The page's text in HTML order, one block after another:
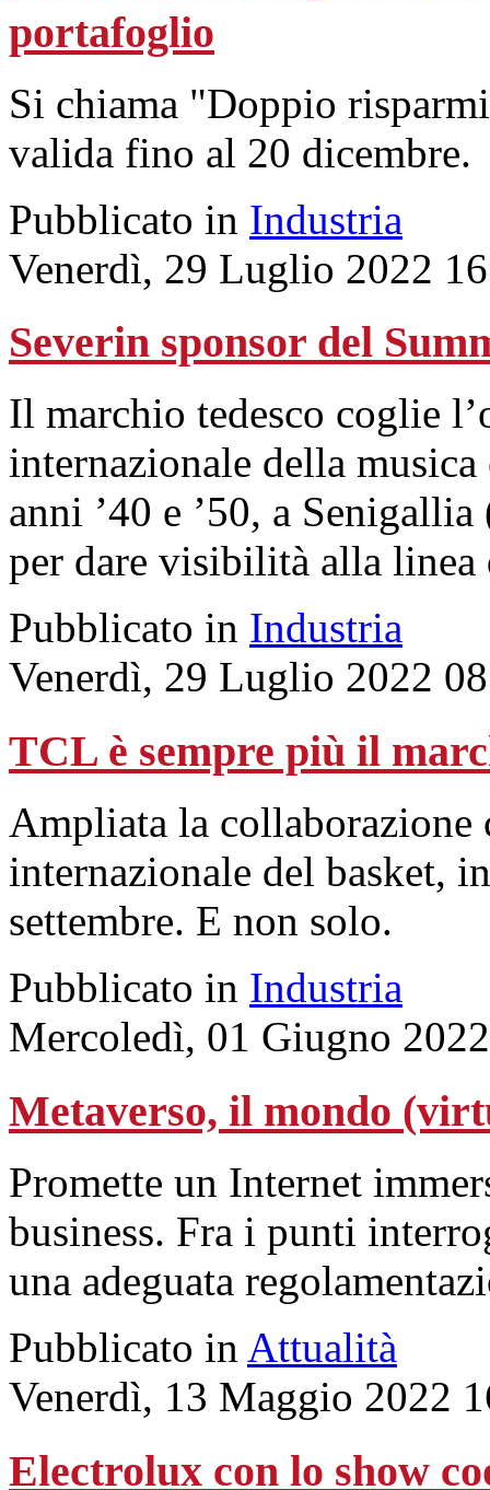
portafoglio
Si chiama "Doppio
valida fino al 20 dicembre.
Pubblicato in Industria
Venerdì, 29 Luglio 2022
Severin sponsor del
Il marchio tedesco coglie
internazionale della
anni ’40 e ’50, a
per dare visibilità alla
Pubblicato in Industria
Venerdì, 29 Luglio 2022
TCL è sempre più il
Ampliata la
internazionale del basket,
settembre. E non solo.
Pubblicato in Industria
Mercoledì, 01 Giugno
Metaverso, il mondo
Promette un Internet
business. Fra i punti
una adeguata
Pubblicato in Attualità
Venerdì, 13 Maggio 2022
Electrolux con lo show